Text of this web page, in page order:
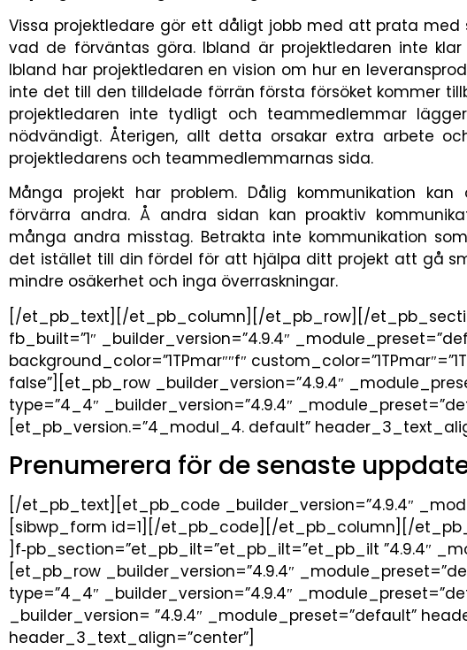
Vissa projektledare gör ett dåligt jobb med att prata
vad de förväntas göra. Ibland är projektledaren inte
Ibland har projektledaren en vision om hur en
inte det till den tilldelade förrän första försöket kommer
projektledaren inte tydligt och teammedlemmar
nödvändigt. Återigen, allt detta orsakar extra arbete
projektledarens och teammedlemmarnas sida.
Många projekt har problem. Dålig kommunikation
förvärra andra. Å andra sidan kan proaktiv
många andra misstag. Betrakta inte kommunikation
det istället till din fördel för att hjälpa ditt projekt att gå
mindre osäkerhet och inga överraskningar.
[/et_pb_text][/et_pb_column][/et_pb_row][/
fb_built=”1″ _builder_version=”4.9.4″
background_color=”1TPmar″″f″
false”][et_pb_row _builder_version=”4.9.4″
type=”4_4″ _builder_version=”4.9.4″
[et_pb_version.=”4_modul_4. default”
Prenumerera för de senaste
[/et_pb_text][et_pb_code _builder_version=”4.9.4″
[sibwp_form id=1][/et_pb_code][/et_pb_column][/
]f‑pb_section=”et_pb_ilt=”et_pb_ilt=”et_pb_ilt ”4.9.4″
[et_pb_row _builder_version=”4.9.4″
type=”4_4″ _builder_version=”4.9.4″
_builder_version= ”4.9.4″ _module_preset=”default”
header_3_text_align=”center”]